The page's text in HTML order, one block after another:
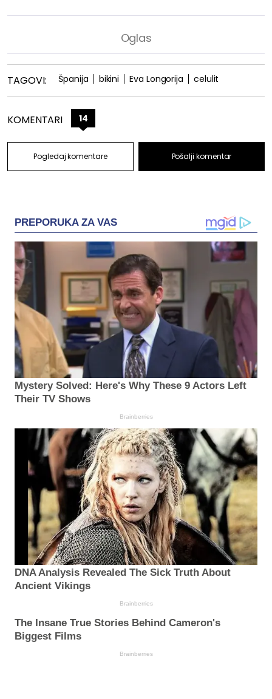
TAGOVI: Španija bikini Eva Longorija celulit
KOMENTARI 14
Pogledaj komentare Pošalji komentar
PREPORUKA ZA VAS
Mystery Solved: Here's Why These 9 Actors Left
Their TV Shows
Brainberries
DNA Analysis Revealed The Sick Truth About
Ancient Vikings
Brainberries
The Insane True Stories Behind Cameron's
Biggest Films
Brainberries